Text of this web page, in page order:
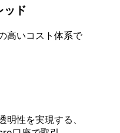
ッド
高いコスト体系で
明性を実現する、